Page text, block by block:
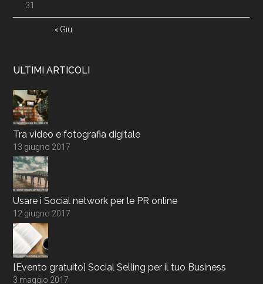
« Giu
31
ULTIMI ARTICOLI
Tra video e fotografia digitale
13 giugno 2017
Usare i Social network per le PR online
12 giugno 2017
[Evento gratuito] Social Selling per il tuo Business
3 maggio 2017